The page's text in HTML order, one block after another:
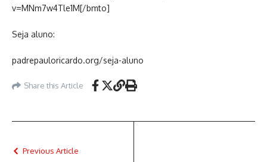
v=MNm7w4Tle1M[/bmto]
Seja aluno:
padrepauloricardo.org/seja-aluno
Share this Article
Previous Article